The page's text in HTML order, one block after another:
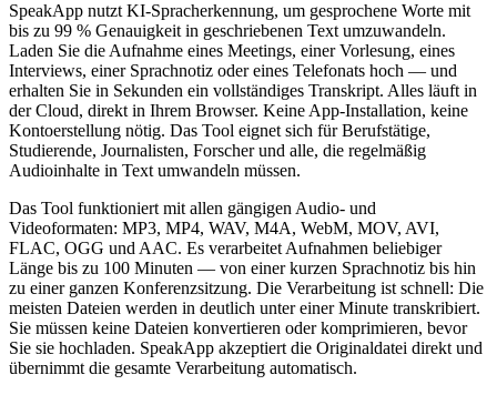
SpeakApp nutzt KI-Spracherkennung, um gesprochene Worte mit
bis zu 99 % Genauigkeit in geschriebenen Text umzuwandeln.
Laden Sie die Aufnahme eines Meetings, einer Vorlesung, eines
Interviews, einer Sprachnotiz oder eines Telefonats hoch — und
erhalten Sie in Sekunden ein vollständiges Transkript. Alles läuft in
der Cloud, direkt in Ihrem Browser. Keine App-Installation, keine
Kontoerstellung nötig. Das Tool eignet sich für Berufstätige,
Studierende, Journalisten, Forscher und alle, die regelmäßig
Audioinhalte in Text umwandeln müssen.
Das Tool funktioniert mit allen gängigen Audio- und
Videoformaten: MP3, MP4, WAV, M4A, WebM, MOV, AVI,
FLAC, OGG und AAC. Es verarbeitet Aufnahmen beliebiger
Länge bis zu 100 Minuten — von einer kurzen Sprachnotiz bis hin
zu einer ganzen Konferenzsitzung. Die Verarbeitung ist schnell: Die
meisten Dateien werden in deutlich unter einer Minute transkribiert.
Sie müssen keine Dateien konvertieren oder komprimieren, bevor
Sie sie hochladen. SpeakApp akzeptiert die Originaldatei direkt und
übernimmt die gesamte Verarbeitung automatisch.